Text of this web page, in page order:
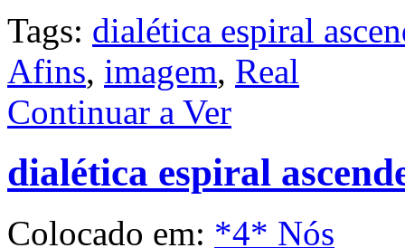
Tags: dialética espiral
Afins, imagem, Real
Continuar a Ver
dialética espiral
Colocado em: *4* Nós